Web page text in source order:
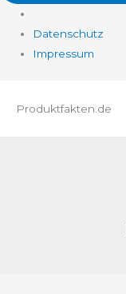
Datenschutz
Impressum
InhaltProduktfakten.de